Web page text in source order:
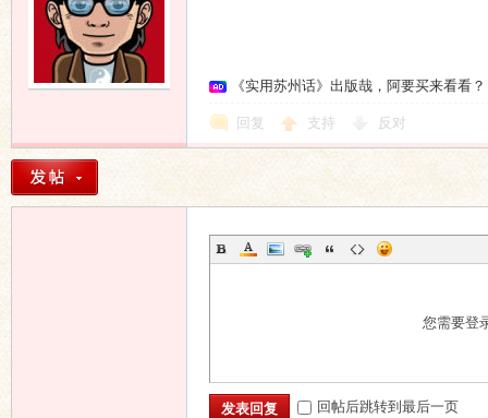
《实用苏州话》出版哉，阿要买来看看？
回复 支持 反对
您需要登
发表回复 回帖后跳转到最后一页